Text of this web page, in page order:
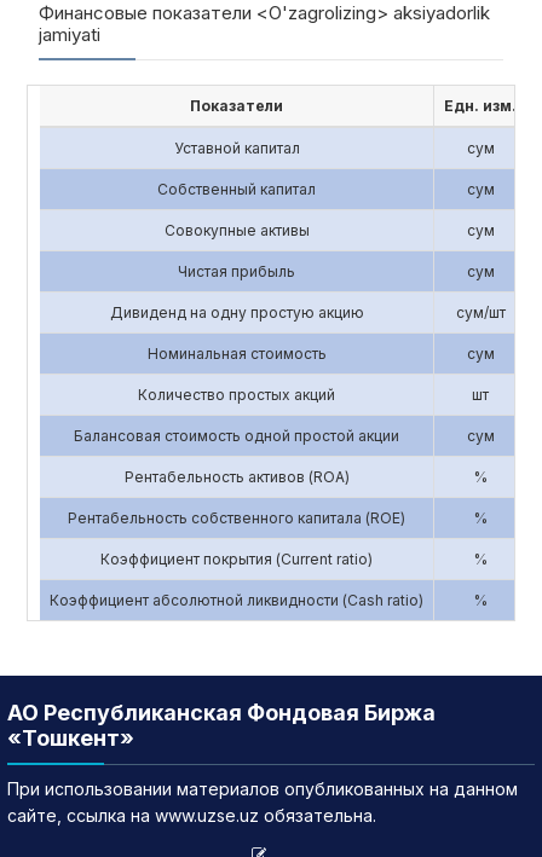
Финансовые показатели <O'zagrolizing> aksiyadorlik
jamiyati
Показатели Едн. изм.
Уставной капитал сум
Собственный капитал сум
Совокупные активы сум
Чистая прибыль сум
Дивиденд на одну простую акцию сум/шт
Номинальная стоимость сум
Количество простых акций шт
Балансовая стоимость одной простой акции сум
Рентабельность активов (ROA) %
Рентабельность собственного капитала (ROE) %
Коэффициент покрытия (Current ratio) %
Коэффициент абсолютной ликвидности (Cash ratio) %
АО Республиканская Фондовая Биржа
«Тошкент»
При использовании материалов опубликованных на данном
сайте, ссылка на www.uzse.uz обязательна.